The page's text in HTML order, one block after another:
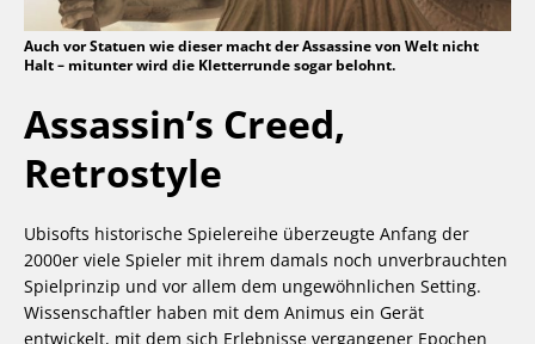
Auch vor Statuen wie dieser macht der Assassine von Welt nicht
Halt – mitunter wird die Kletterrunde sogar belohnt.
Assassin’s Creed,
Retrostyle
Ubisofts historische Spielereihe überzeugte Anfang der
2000er viele Spieler mit ihrem damals noch unverbrauchten
Spielprinzip und vor allem dem ungewöhnlichen Setting.
Wissenschaftler haben mit dem Animus ein Gerät
entwickelt, mit dem sich Erlebnisse vergangener Epochen